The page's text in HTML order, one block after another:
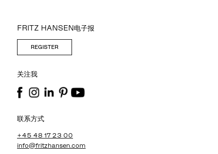
FRITZ HANSEN电子报
REGISTER
关注我
联系方式
+45 48 17 23 00
info@fritzhansen.com